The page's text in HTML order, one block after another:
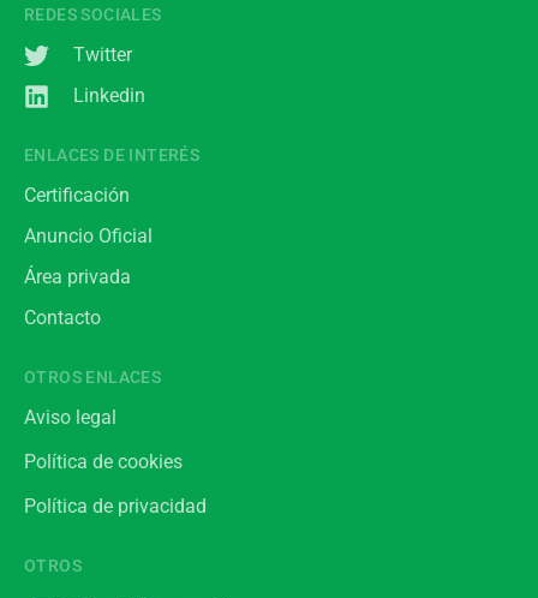
REDES SOCIALES
Twitter
Linkedin
ENLACES DE INTERÉS
Certificación
Anuncio Oficial
Área privada
Contacto
OTROS ENLACES
Aviso legal
Política de cookies
Política de privacidad
OTROS